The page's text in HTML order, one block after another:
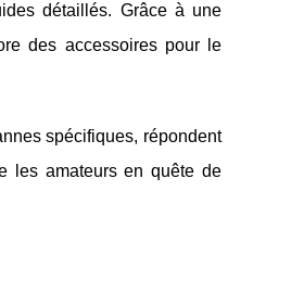
détaillés. Grâce à une
des accessoires pour le
spécifiques, répondent
les amateurs en quête de